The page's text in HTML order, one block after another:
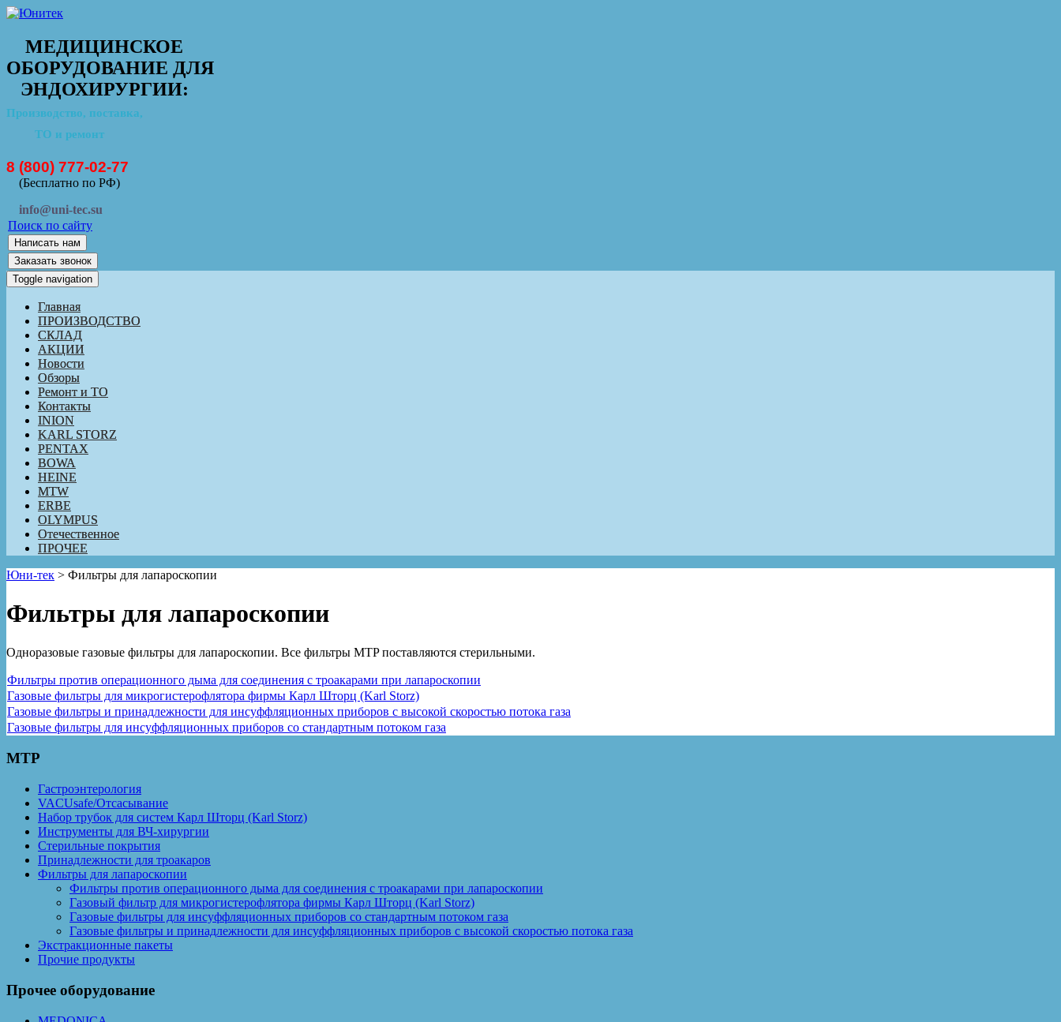
МЕДИЦИНСКОЕ
ОБОРУДОВАНИЕ ДЛЯ
ЭНДОХИРУРГИИ:
Производство, поставка,
ТО и ремонт
8 (800) 777-02-77
(Бесплатно по РФ)
info@uni-tec.su
Поиск по сайту
Написать нам
Заказать звонок
Toggle navigation
Главная
ПРОИЗВОДСТВО
СКЛАД
АКЦИИ
Новости
Обзоры
Ремонт и ТО
Контакты
INION
KARL STORZ
PENTAX
BOWA
HEINE
MTW
ERBE
OLYMPUS
Отечественное
ПРОЧЕЕ
Юни-тек > Фильтры для лапароскопии
Фильтры для лапароскопии
Одноразовые газовые фильтры для лапароскопии. Все фильтры MTP поставляются стерильными.
Фильтры против операционного дыма для соединения с троакарами при лапароскопии
Газовые фильтры для микрогистерофлятора фирмы Карл Шторц (Karl Storz)
Газовые фильтры и принадлежности для инсуффляционных приборов с высокой скоростью потока газа
Газовые фильтры для инсуффляционных приборов со стандартным потоком газа
MTP
Гастроэнтерология
VACUsafe/Отсасывание
Набор трубок для систем Карл Шторц (Karl Storz)
Инструменты для ВЧ-хирургии
Стерильные покрытия
Принадлежности для троакаров
Фильтры для лапароскопии
Фильтры против операционного дыма для соединения с троакарами при лапароскопии
Газовый фильтр для микрогистерофлятора фирмы Карл Шторц (Karl Storz)
Газовые фильтры для инсуффляционных приборов со стандартным потоком газа
Газовые фильтры и принадлежности для инсуффляционных приборов с высокой скоростью потока газа
Экстракционные пакеты
Прочие продукты
Прочее оборудование